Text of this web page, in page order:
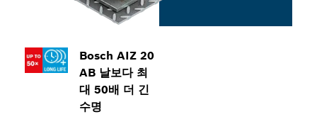
Bosch AIZ 20
AB 날보다 최
대 50배 더 긴
수명